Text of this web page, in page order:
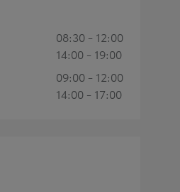
08:30 - 12:00
14:00 - 19:00
09:00 - 12:00
14:00 - 17:00